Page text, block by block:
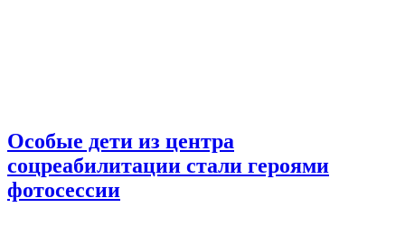
Особые дети из центра
соцреабилитации стали героями
фотосессии